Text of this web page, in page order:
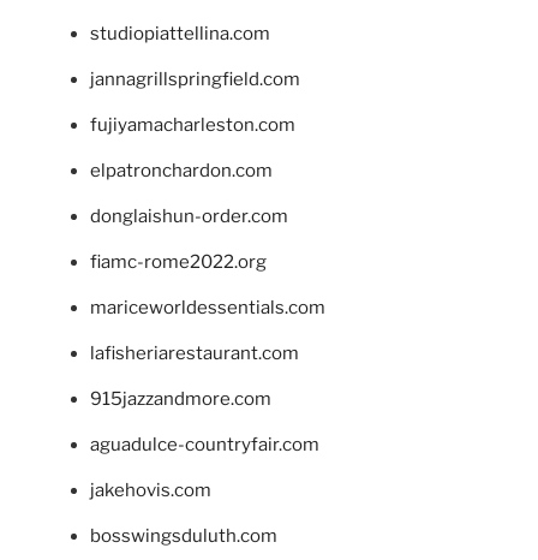
studiopiattellina.com
jannagrillspringfield.com
fujiyamacharleston.com
elpatronchardon.com
donglaishun-order.com
fiamc-rome2022.org
mariceworldessentials.com
lafisheriarestaurant.com
915jazzandmore.com
aguadulce-countryfair.com
jakehovis.com
bosswingsduluth.com